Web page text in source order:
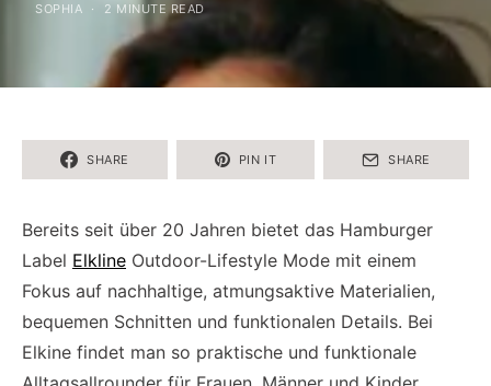
SOPHIA 2 MINUTE READ
SHARE PIN IT SHARE
Bereits seit über 20 Jahren bietet das Hamburger
Label Elkline Outdoor-Lifestyle Mode mit einem
Fokus auf nachhaltige, atmungsaktive Materialien,
bequemen Schnitten und funktionalen Details. Bei
Elkine findet man so praktische und funktionale